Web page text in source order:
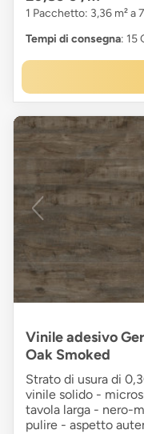
1 Pacchetto: 3,36 m² a
Tempi di consegna: 15
Vinile adesivo
Oak Smoked
Strato di usura di
vinile solido -
tavola larga - nero-
pulire - aspetto